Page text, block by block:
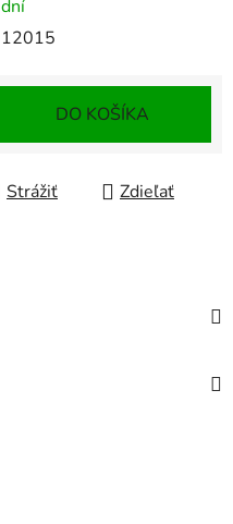
dní
12015
DO KOŠÍKA
Strážiť Zdieľať